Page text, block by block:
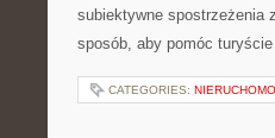
subiektywne spostrzeżenia
sposób, aby pomóc
CATEGORIES: